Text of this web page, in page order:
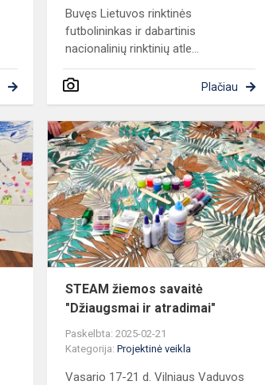
Buvęs Lietuvos rinktinės
futbolininkas ir dabartinis
nacionalinių rinktinių atle...
Plačiau
Prevencinė
veikla
prieš
patyčias
„Draugystės
tiltas“
STEAM žiemos savaitė
"Džiaugsmai ir atradimai"
Paskelbta: 2025-02-21
Kategorija:Projektinė veikla
Vasario 17-21 d. Vilniaus Vaduvos